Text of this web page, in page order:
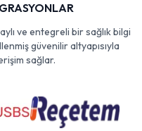
ve entegreli bir sağlık bilgi
güvenilir altyapısıyla
sağlar.